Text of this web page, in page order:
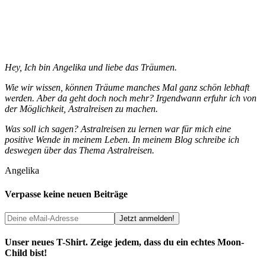
Hey, Ich bin Angelika und liebe das Träumen.
Wie wir wissen, können Träume manches Mal ganz schön lebhaft
werden. Aber da geht doch noch mehr? Irgendwann erfuhr ich von
der Möglichkeit, Astralreisen zu machen.
Was soll ich sagen? Astralreisen zu lernen war für mich eine
positive Wende in meinem Leben. In meinem Blog schreibe ich
deswegen über das Thema Astralreisen.
Angelika
Verpasse keine neuen Beiträge
Unser neues T-Shirt. Zeige jedem, dass du ein echtes Moon-
Child bist!